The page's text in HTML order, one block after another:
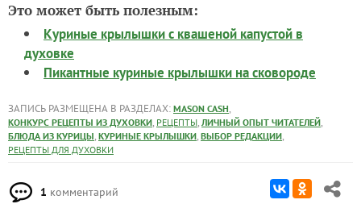
Это может быть полезным:
Куриные крылышки с квашеной капустой в
духовке
Пикантные куриные крылышки на сковороде
ЗАПИСЬ РАЗМЕЩЕНА В РАЗДЕЛАХ: MASON CASH,
КОНКУРС РЕЦЕПТЫ ИЗ ДУХОВКИ, РЕЦЕПТЫ, ЛИЧНЫЙ ОПЫТ ЧИТАТЕЛЕЙ,
БЛЮДА ИЗ КУРИЦЫ, КУРИНЫЕ КРЫЛЫШКИ, ВЫБОР РЕДАКЦИИ,
РЕЦЕПТЫ ДЛЯ ДУХОВКИ
1 комментарий